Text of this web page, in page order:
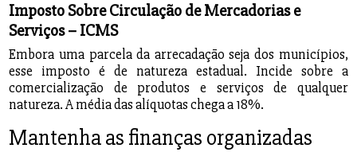
Imposto Sobre Circulação de Mercadorias e
Serviços – ICMS
Embora uma parcela da arrecadação seja dos municípios,
esse imposto é de natureza estadual. Incide sobre a
comercialização de produtos e serviços de qualquer
natureza. A média das alíquotas chega a 18%.
Mantenha as finanças organizadas